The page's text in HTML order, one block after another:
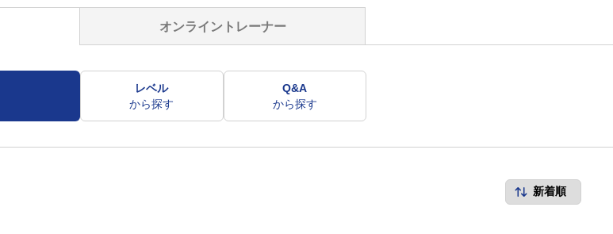
オンライントレーナー
レベル
から探す
Q&A
から探す